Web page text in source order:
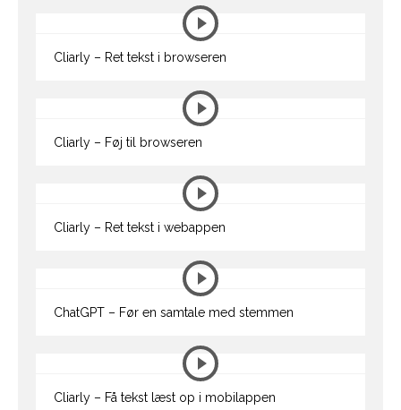
Cliarly – Ret tekst i browseren
Cliarly – Føj til browseren
Cliarly – Ret tekst i webappen
ChatGPT – Før en samtale med stemmen
Cliarly – Få tekst læst op i mobilappen